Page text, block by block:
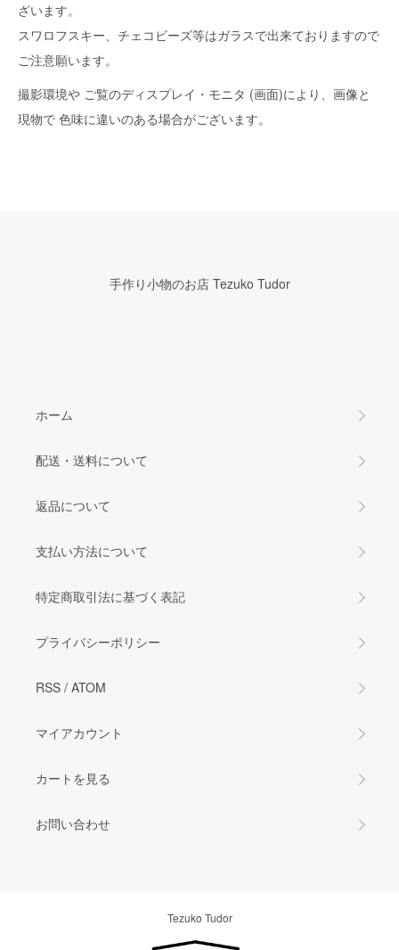
ざいます。
スワロフスキー、チェコビーズ等はガラスで出来ておりますので
ご注意願います。
撮影環境や ご覧のディスプレイ・モニタ (画面)により、画像と
現物で 色味に違いのある場合がございます。
手作り小物のお店 Tezuko Tudor
ホーム
配送・送料について
返品について
支払い方法について
特定商取引法に基づく表記
プライバシーポリシー
RSS / ATOM
マイアカウント
カートを見る
お問い合わせ
Tezuko Tudor